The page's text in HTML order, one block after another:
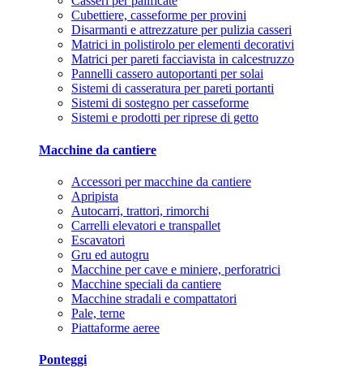
Cubettiere, casseforme per provini
Disarmanti e attrezzature per pulizia casseri
Matrici in polistirolo per elementi decorativi
Matrici per pareti facciavista in calcestruzzo
Pannelli cassero autoportanti per solai
Sistemi di casseratura per pareti portanti
Sistemi di sostegno per casseforme
Sistemi e prodotti per riprese di getto
Macchine da cantiere
Accessori per macchine da cantiere
Apripista
Autocarri, trattori, rimorchi
Carrelli elevatori e transpallet
Escavatori
Gru ed autogru
Macchine per cave e miniere, perforatrici
Macchine speciali da cantiere
Macchine stradali e compattatori
Pale, terne
Piattaforme aeree
Ponteggi